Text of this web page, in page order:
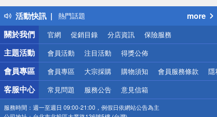
活動快訊
得獎公告
熱門話題
銀行優惠
偏遠地區配送
詐騙網頁！請小心！
more
關於我們
官網 促銷目錄 分店資訊 保險服務
主題活動 會員活動 注目活動 得獎公佈
會員專區 會員專區 大宗採購 購物須知 會員服務條款 隱
客服中心 常見問題 服務公告 意見信箱
服務時間： 週一至週日 09:00-21:00，例假日依網站公告為主